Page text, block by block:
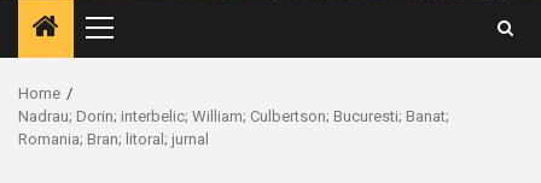
Primary
Menu
Home
Nadrau; Dorin; interbelic; William; Culbertson; Bucuresti; Banat;
Romania; Bran; litoral; jurnal